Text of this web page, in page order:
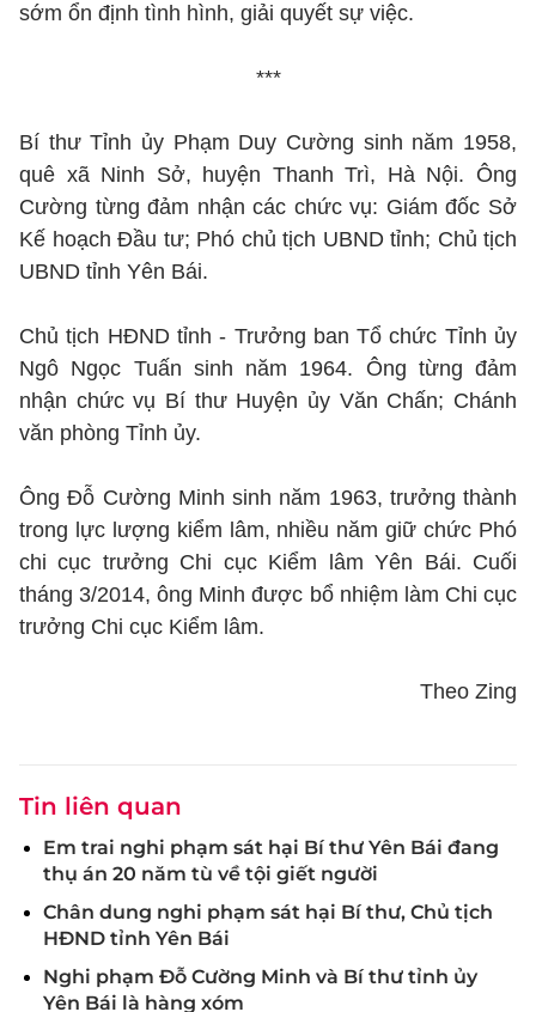
sớm ổn định tình hình, giải quyết sự việc.
***
Bí thư Tỉnh ủy Phạm Duy Cường sinh năm 1958,
quê xã Ninh Sở, huyện Thanh Trì, Hà Nội. Ông
Cường từng đảm nhận các chức vụ: Giám đốc Sở
Kế hoạch Đầu tư; Phó chủ tịch UBND tỉnh; Chủ tịch
UBND tỉnh Yên Bái.
Chủ tịch HĐND tỉnh - Trưởng ban Tổ chức Tỉnh ủy
Ngô Ngọc Tuấn sinh năm 1964. Ông từng đảm
nhận chức vụ Bí thư Huyện ủy Văn Chấn; Chánh
văn phòng Tỉnh ủy.
Ông Đỗ Cường Minh sinh năm 1963, trưởng thành
trong lực lượng kiểm lâm, nhiều năm giữ chức Phó
chi cục trưởng Chi cục Kiểm lâm Yên Bái. Cuối
tháng 3/2014, ông Minh được bổ nhiệm làm Chi cục
trưởng Chi cục Kiểm lâm.
Theo Zing
Tin liên quan
Em trai nghi phạm sát hại Bí thư Yên Bái đang
thụ án 20 năm tù về tội giết người
Chân dung nghi phạm sát hại Bí thư, Chủ tịch
HĐND tỉnh Yên Bái
Nghi phạm Đỗ Cường Minh và Bí thư tỉnh ủy
Yên Bái là hàng xóm